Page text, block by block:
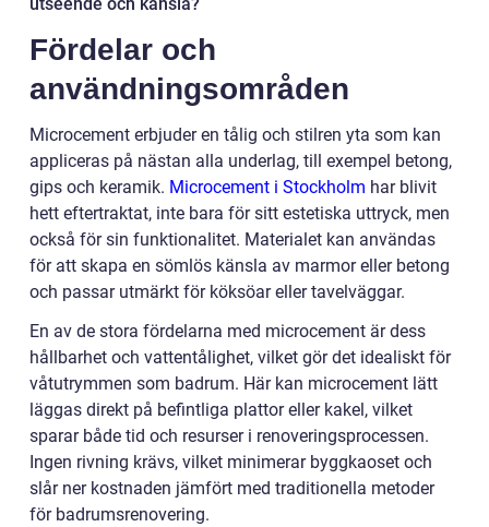
Fördelar och
användningsområden
Microcement erbjuder en tålig och stilren yta som kan
appliceras på nästan alla underlag, till exempel betong,
gips och keramik. Microcement i Stockholm har blivit
hett eftertraktat, inte bara för sitt estetiska uttryck, men
också för sin funktionalitet. Materialet kan användas
för att skapa en sömlös känsla av marmor eller betong
och passar utmärkt för köksöar eller tavelväggar.
En av de stora fördelarna med microcement är dess
hållbarhet och vattentålighet, vilket gör det idealiskt för
våtutrymmen som badrum. Här kan microcement lätt
läggas direkt på befintliga plattor eller kakel, vilket
sparar både tid och resurser i renoveringsprocessen.
Ingen rivning krävs, vilket minimerar byggkaoset och
slår ner kostnaden jämfört med traditionella metoder
för badrumsrenovering.